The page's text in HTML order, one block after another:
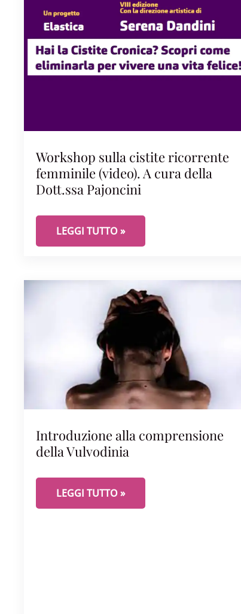
Workshop sulla cistite ricorrente
femminile (video). A cura della
Dott.ssa Pajoncini
WORKSHOP SULLA CISTITE
LEGGI TUTTO »
Introduzione alla comprensione
della Vulvodinia
INTRODUZIONE ALLA COMPRENSIONE
LEGGI TUTTO »